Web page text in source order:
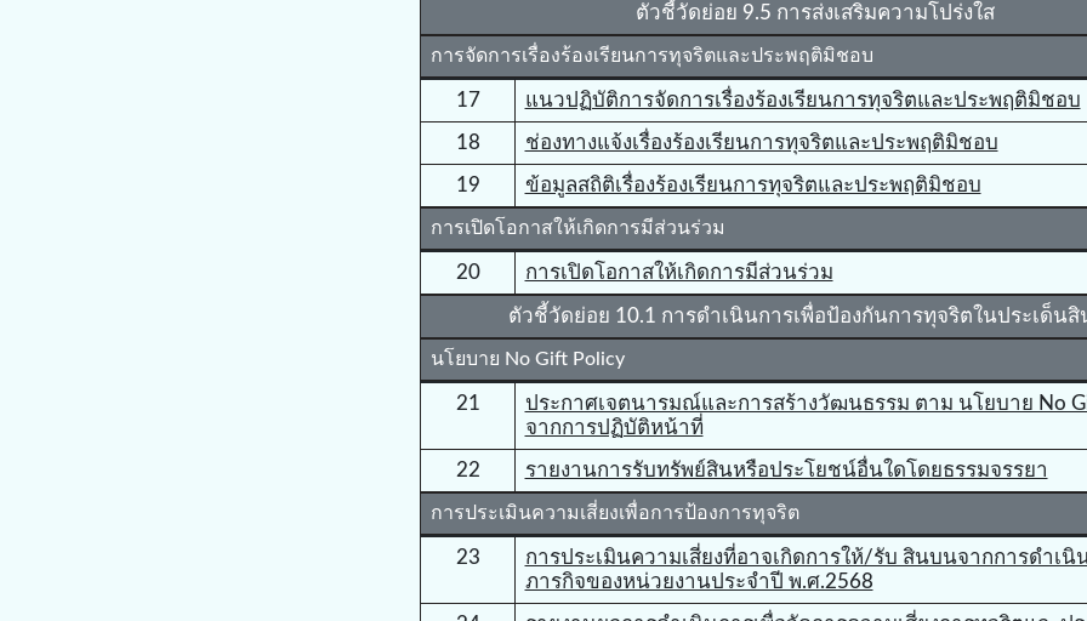
ตัวชี้วัดย่อย 9.5 การส่งเสริมความโปร่งใส
การจัดการเรื่องร้องเรียนการทุจริตและประพฤติมิชอบ
17 แนวปฏิบัติการจัดการเรื่องร้องเรียนการทุจริตและประพฤติมิชอบ
18 ช่องทางแจ้งเรื่องร้องเรียนการทุจริตและประพฤติมิชอบ
19 ข้อมูลสถิติเรื่องร้องเรียนการทุจริตและประพฤติมิชอบ
การเปิดโอกาสให้เกิดการมีส่วนร่วม
20 การเปิดโอกาสให้เกิดการมีส่วนร่วม
ตัวชี้วัดย่อย 10.1 การดําเนินการเพื่อป้องกันการทุจริตในประเด็น
นโยบาย No Gift Policy
21
ประกาศเจตนารมณ์และการสร้างวัฒนธรรม ตาม นโยบาย No
จากการปฏิบัติหน้าที่
22 รายงานการรับทรัพย์สินหรือประโยชน์อื่นใดโดยธรรมจรรยา
การประเมินความเสี่ยงเพื่อการป้องการทุจริต
23
การประเมินความเสี่ยงที่อาจเกิดการให้/รับ สินบนจากการดำเนิ
ภารกิจของหน่วยงานประจำปี พ.ศ.2568